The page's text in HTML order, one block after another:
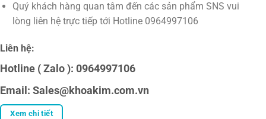
Quý khách hàng quan tâm đến các sản phẩm SNS vui
lòng liên hệ trực tiếp tới Hotline 0964997106
Liên hệ:
Hotline ( Zalo ): 0964997106
Email: Sales@khoakim.com.vn
Xem chi tiết